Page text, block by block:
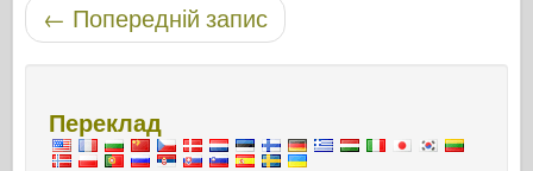
← Попередній запис
Переклад